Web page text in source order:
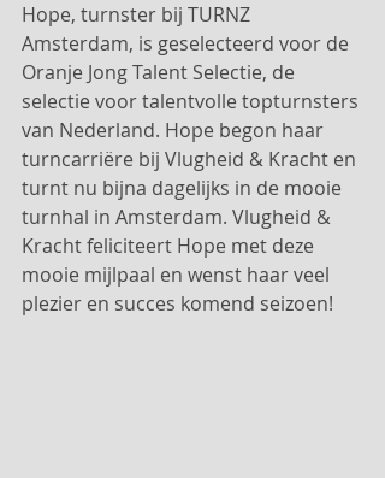
Hope, turnster bij TURNZ
Amsterdam, is geselecteerd voor de
Oranje Jong Talent Selectie, de
selectie voor talentvolle topturnsters
van Nederland. Hope begon haar
turncarriëre bij Vlugheid & Kracht en
turnt nu bijna dagelijks in de mooie
turnhal in Amsterdam. Vlugheid &
Kracht feliciteert Hope met deze
mooie mijlpaal en wenst haar veel
plezier en succes komend seizoen!